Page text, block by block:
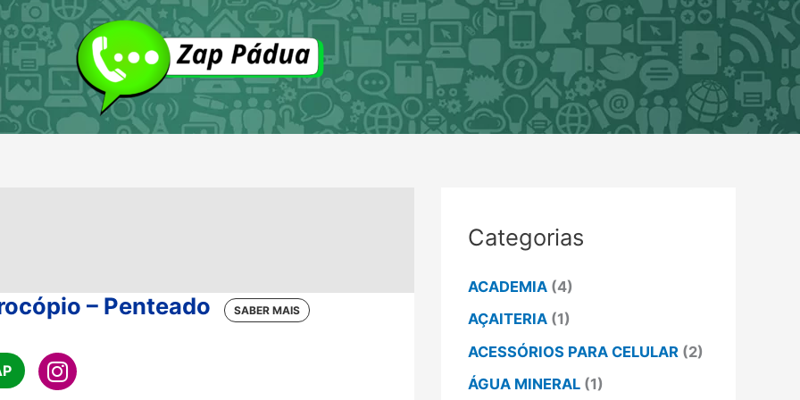
– Penteado
Categorias
ACADEMIA (4)
AÇAITERIA (1)
ACESSÓRIOS PARA CELULAR (2)
ÁGUA MINERAL (1)